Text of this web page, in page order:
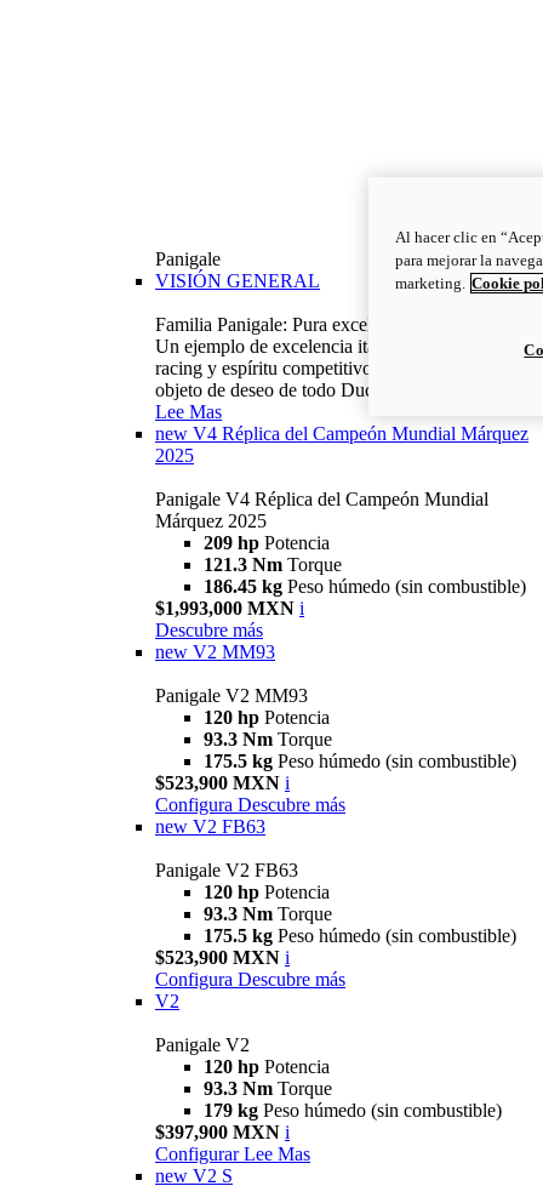
Panigale
VISIÓN GENERAL
Familia Panigale: Pura excelencia italiana.
Un ejemplo de excelencia italiana, con ADN
racing y espíritu competitivo: la Panigale es el
objeto de deseo de todo Ducatista.
Lee Mas
new V4 Réplica del Campeón Mundial Márquez
2025
Panigale V4 Réplica del Campeón Mundial
Márquez 2025
209 hp Potencia
121.3 Nm Torque
186.45 kg Peso húmedo (sin combustible)
$1,993,000 MXN i
Descubre más
new V2 MM93
Panigale V2 MM93
120 hp Potencia
93.3 Nm Torque
175.5 kg Peso húmedo (sin combustible)
$523,900 MXN i
Configura Descubre más
new V2 FB63
Panigale V2 FB63
120 hp Potencia
93.3 Nm Torque
175.5 kg Peso húmedo (sin combustible)
$523,900 MXN i
Configura Descubre más
V2
Panigale V2
120 hp Potencia
93.3 Nm Torque
179 kg Peso húmedo (sin combustible)
$397,900 MXN i
Configurar Lee Mas
new V2 S
Al hacer clic en
para mejorar la
marketing. Cookie